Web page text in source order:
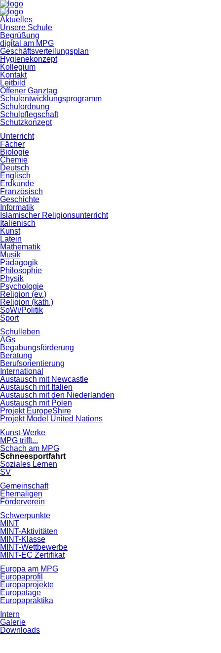
Navigation
überspringen
Aktuelles
Unsere Schule
Begrüßung
digital am MPG
Geschäftsverteilungsplan
Hygienekonzept
Kollegium
Kontakt
Leitbild
Offener Ganztag
Schulentwicklungsprogramm
Schulordnung
Schulpflegschaft
Schutzkonzept
Unterricht
Fächer
Biologie
Chemie
Deutsch
Englisch
Erdkunde
Französisch
Geschichte
Informatik
Islamischer Religionsunterricht
Italienisch
Kunst
Latein
Mathematik
Musik
Pädagogik
Philosophie
Physik
Psychologie
Religion (ev.)
Religion (kath.)
SoWi/Politik
Sport
Schulleben
AGs
Begabungsförderung
Beratung
Berufsorientierung
International
Austausch mit Newcastle
Austausch mit Italien
Austausch mit den Niederlanden
Austausch mit Polen
Projekt EuropeShire
Projekt Model United Nations
Kunst-Werke
MPG trifft...
Schach am MPG
Schneesportfahrt
Soziales Lernen
SV
Gemeinschaft
Ehemaligen
Förderverein
Schwerpunkte
MINT
MINT-Aktivitäten
MINT-Klasse
MINT-Wettbewerbe
MINT-EC Zertifikat
Europa am MPG
Europaprofil
Europaprojekte
Europatage
Europapraktika
Intern
Galerie
Downloads